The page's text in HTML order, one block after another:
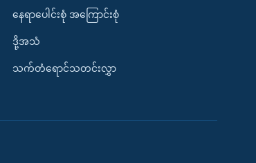
နေရာပေါင်းစုံ အကြောင်းစုံ
ဒို့အသံ
သက်တံရောင်သတင်းလွှာ